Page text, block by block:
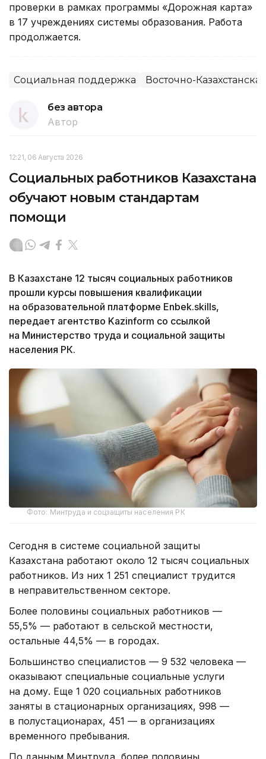
проверки в рамках программы «Дорожная карта»
в 17 учреждениях системы образования. Работа
продолжается.
Социальная поддержка Восточно-
без автора
Автор
12:21, 06 Августа 2026
Социальных работников Казахстана
обучают новым стандартам
помощи
В Казахстане 12 тысяч социальных работников
прошли курсы повышения квалификации
на образовательной платформе Enbek.skills,
передает агентство Kazinform со ссылкой
на Министерство труда и социальной защиты
населения РК.
Фото: Минтруда и соцзащиты населения РК
Сегодня в системе социальной защиты
Казахстана работают около 12 тысяч социальных
работников. Из них 1 251 специалист трудится
в неправительственном секторе.
Более половины социальных работников —
55,5% — работают в сельской местности,
остальные 44,5% — в городах.
Большинство специалистов — 9 532 человека —
оказывают специальные социальные услуги
на дому. Еще 1 020 социальных работников
заняты в стационарных организациях, 998 —
в полустационарах, 451 — в организациях
временного пребывания.